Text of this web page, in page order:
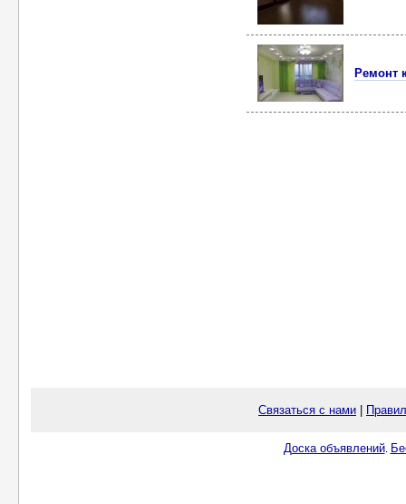
Ремонт
Связаться с нами
Доска объявлений.